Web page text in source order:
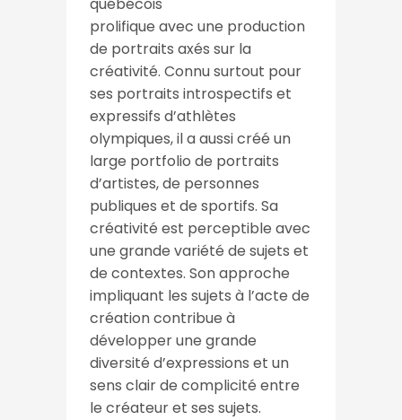
prolifique avec une production
de portraits axés sur la
créativité. Connu surtout pour
ses portraits introspectifs et
expressifs d’athlètes
olympiques, il a aussi créé un
large portfolio de portraits
d’artistes, de personnes
publiques et de sportifs. Sa
créativité est perceptible avec
une grande variété de sujets et
de contextes. Son approche
impliquant les sujets à l’acte de
création contribue à
développer une grande
diversité d’expressions et un
sens clair de complicité entre
le créateur et ses sujets.